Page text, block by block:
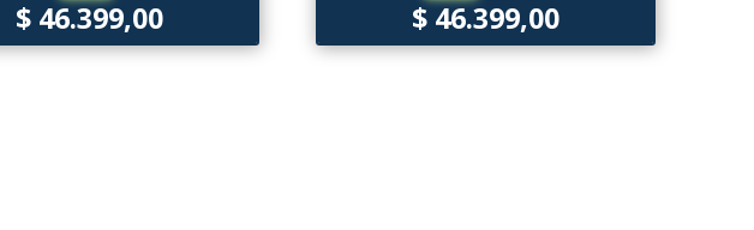
$ 46.399,00 $ 46.399,00